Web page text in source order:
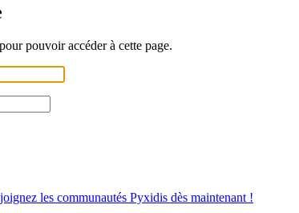
pouvoir accéder à cette page.
les communautés Pyxidis dès maintenant !